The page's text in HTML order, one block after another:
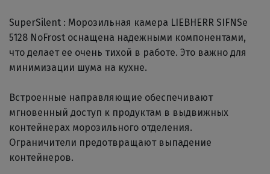
SuperSilent : Морозильная камера LIEBHERR SIFNSe
5128 NoFrost оснащена надежными компонентами,
что делает ее очень тихой в работе. Это важно для
минимизации шума на кухне.
Встроенные направляющие обеспечивают
мгновенный доступ к продуктам в выдвижных
контейнерах морозильного отделения.
Ограничители предотвращают выпадение
контейнеров.